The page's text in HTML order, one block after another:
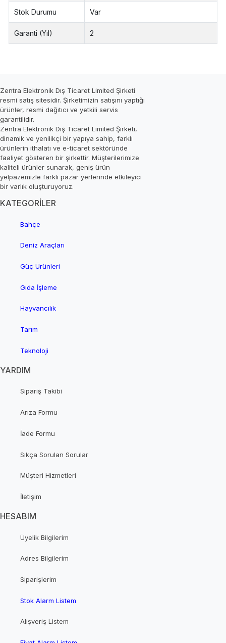
Stok Durumu Var
Garanti (Yıl) 2
Zentra Elektronik Dış Ticaret Limited Şirketi
resmi satış sitesidir. Şirketimizin satışını yaptığı
ürünler, resmi dağıtıcı ve yetkili servis
garantilidir.
Zentra Elektronik Dış Ticaret Limited Şirketi,
dinamik ve yenilikçi bir yapıya sahip, farklı
ürünlerin ithalatı ve e-ticaret sektöründe
faaliyet gösteren bir şirkettir. Müşterilerimize
kaliteli ürünler sunarak, geniş ürün
yelpazemizle farklı pazar yerlerinde etkileyici
bir varlık oluşturuyoruz.
KATEGORİLER
Bahçe
Deniz Araçları
Güç Ürünleri
Gıda İşleme
Hayvancılık
Tarım
Teknoloji
YARDIM
Sipariş Takibi
Arıza Formu
İade Formu
Sıkça Sorulan Sorular
Müşteri Hizmetleri
İletişim
HESABIM
Üyelik Bilgilerim
Adres Bilgilerim
Siparişlerim
Stok Alarm Listem
Alışveriş Listem